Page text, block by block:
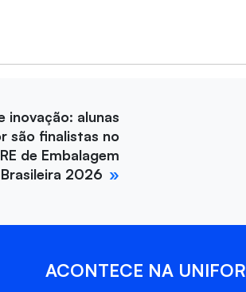
inovação: alunas
são finalistas no
de Embalagem
Brasileira 2026
ACONTECE NA UNIFOR